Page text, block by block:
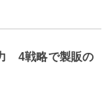
4戦略で製販の